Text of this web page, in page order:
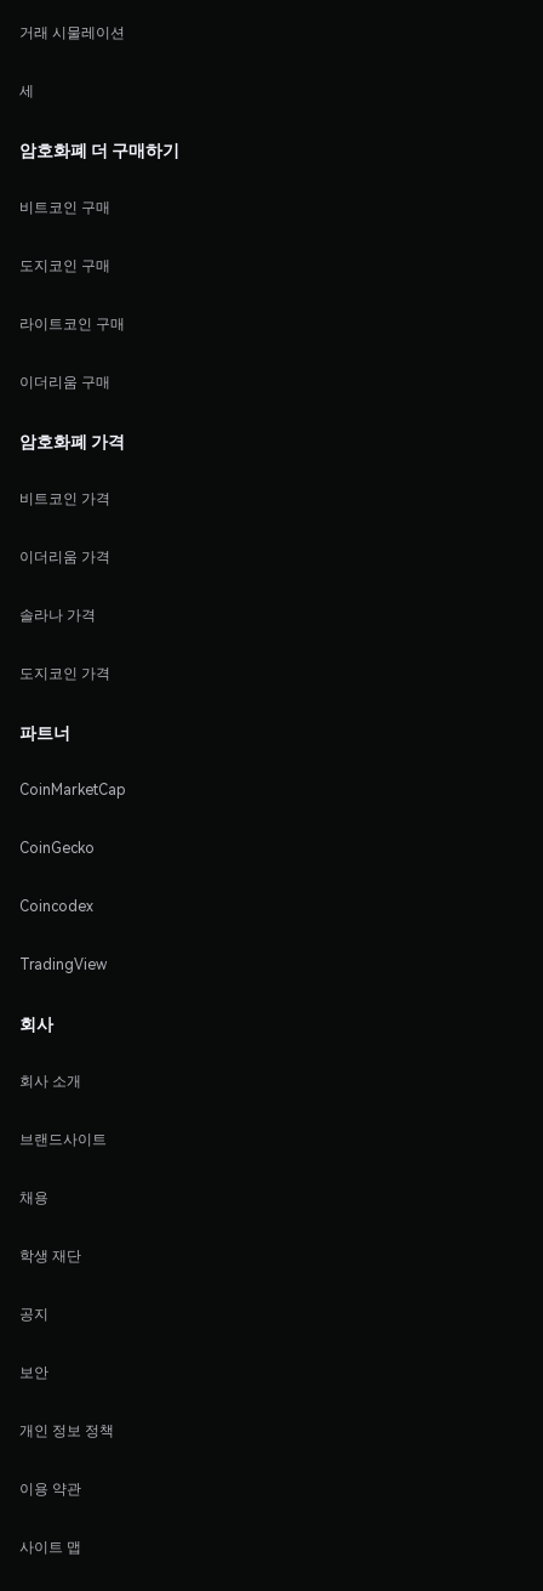
거래 시물레이션
세
암호화폐 더 구매하기
비트코인 구매
도지코인 구매
라이트코인 구매
이더리움 구매
암호화폐 가격
비트코인 가격
이더리움 가격
솔라나 가격
도지코인 가격
파트너
CoinMarketCap
CoinGecko
Coincodex
TradingView
회사
회사 소개
브랜드사이트
채용
학생 재단
공지
보안
개인 정보 정책
이용 약관
사이트 맵